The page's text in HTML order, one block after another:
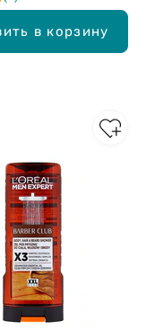
в корзину